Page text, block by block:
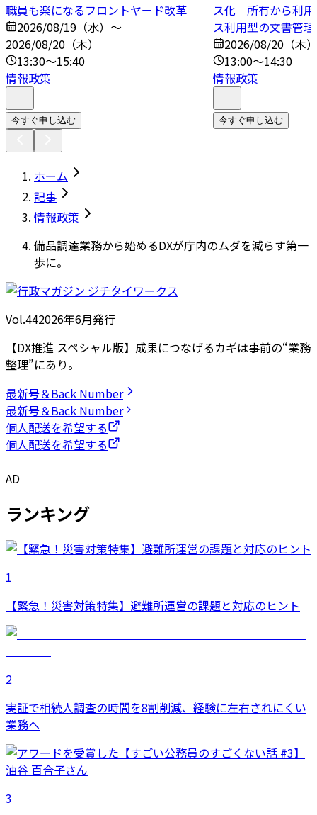
職員も楽になるフロントヤード改革
2026/08/19（水）～
2026/08/20（木）
13:30～15:40
情報政策
今すぐ申し込む
ス化 所有から利用
ス利用型の文書管
2026/08/20（木
13:00～14:30
情報政策
今すぐ申し込む
ホーム
記事
情報政策
備品調達業務から始めるDXが庁内のムダを減らす第一
歩に。
Vol.442026年6月発行
【DX推進 スペシャル版】成果につなげるカギは事前の“業務
整理”にあり。
最新号＆Back Number
最新号＆Back Number
個人配送を希望する
個人配送を希望する
AD
ランキング
1
【緊急！災害対策特集】避難所運営の課題と対応のヒント
2
実証で相続人調査の時間を8割削減、経験に左右されにくい
業務へ
3